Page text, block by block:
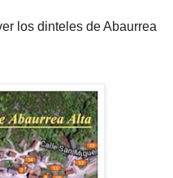
los dinteles de Abaurrea